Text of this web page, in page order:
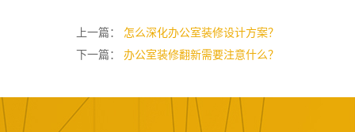
上一篇： 怎么深化办公室装修设计方案？
下一篇： 办公室装修翻新需要注意什么？